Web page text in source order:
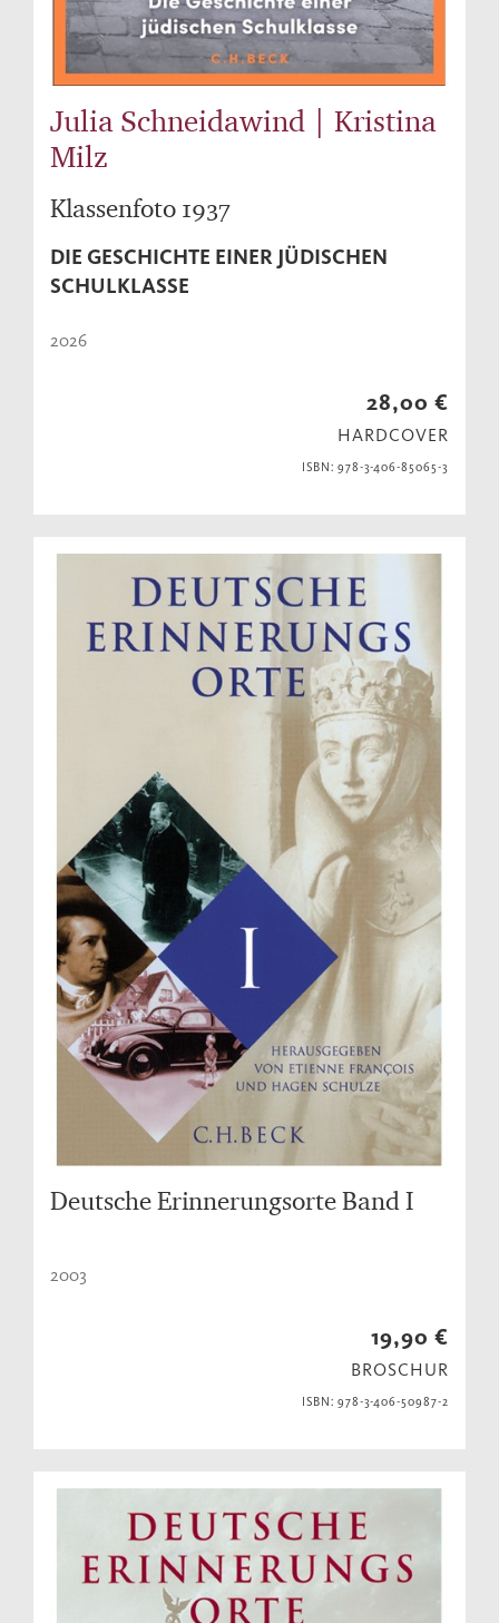
Julia Schneidawind | Kristina
Milz
Klassenfoto 1937
DIE GESCHICHTE EINER JÜDISCHEN
SCHULKLASSE
2026
28,00 €
HARDCOVER
ISBN: 978-3-406-85065-3
Deutsche Erinnerungsorte Band I
2003
19,90 €
BROSCHUR
ISBN: 978-3-406-50987-2